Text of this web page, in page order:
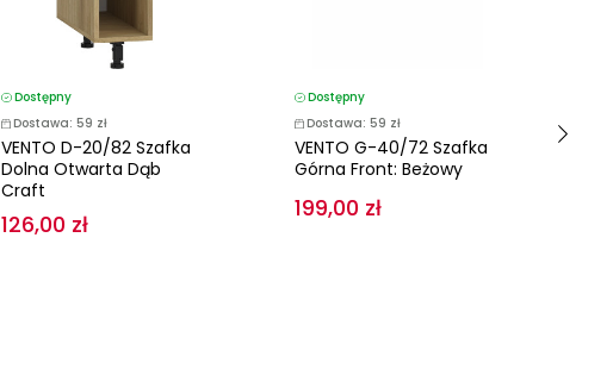
Dostępny
Dostawa: 59 zł
VENTO D-20/82 Szafka
Dolna Otwarta Dąb
Craft
126,00 zł
Dostępny
Dostawa: 59 zł
VENTO G-40/72 Szafka
Górna Front: Beżowy
199,00 zł